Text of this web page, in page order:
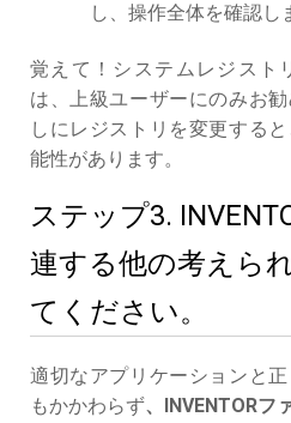
し、操作全体を確認し
覚えて！システムレジスト
は、上級ユーザーにのみお
しにレジストリを変更する
能性があります。
ステップ3.
連する他の考えら
てください。
適切なアプリケーションと
もかかわらず、INVENTORフ